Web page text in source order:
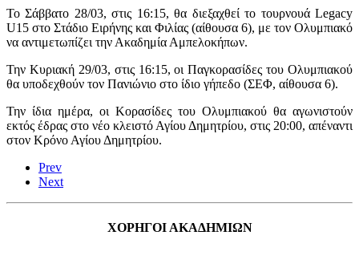
Το Σάββατο 28/03, στις 16:15, θα διεξαχθεί το τουρνουά Legacy
U15 στο Στάδιο Ειρήνης και Φιλίας (αίθουσα 6), με τον Ολυμπιακό
να αντιμετωπίζει την Ακαδημία Αμπελοκήπων.
Την Κυριακή 29/03, στις 16:15, οι Παγκορασίδες του Ολυμπιακού
θα υποδεχθούν τον Πανιώνιο στο ίδιο γήπεδο (ΣΕΦ, αίθουσα 6).
Την ίδια ημέρα, οι Κορασίδες του Ολυμπιακού θα αγωνιστούν
εκτός έδρας στο νέο κλειστό Αγίου Δημητρίου, στις 20:00, απέναντι
στον Κρόνο Αγίου Δημητρίου.
Prev
Next
ΧΟΡΗΓΟΙ ΑΚΑΔΗΜΙΩΝ